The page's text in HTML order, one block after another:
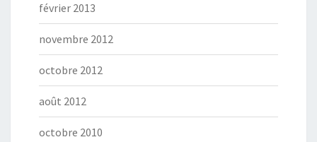
février 2013
novembre 2012
octobre 2012
août 2012
octobre 2010